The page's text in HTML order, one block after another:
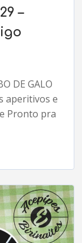
–
DE GALO
aperitivos e
Pronto pra